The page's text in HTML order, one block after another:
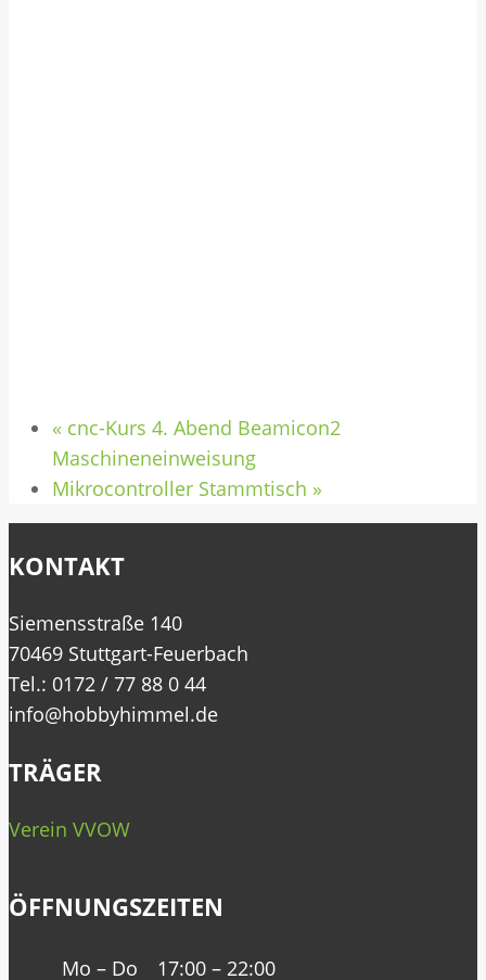
« cnc-Kurs 4. Abend Beamicon2
Maschineneinweisung
Mikrocontroller Stammtisch »
KONTAKT
Siemensstraße 140
70469 Stuttgart-Feuerbach
Tel.: 0172 / 77 88 0 44
info@hobbyhimmel.de
TRÄGER
Verein VVOW
ÖFFNUNGSZEITEN
Mo – Do 17:00 – 22:00